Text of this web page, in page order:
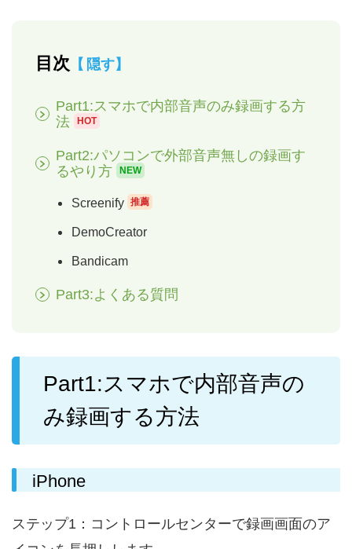
目次 隠す
Part1:スマホで内部音声のみ録画する方
法
HOT
Part2:パソコンで外部音声無しの録画す
るやり方
NEW
Screenify 推薦
DemoCreator
Bandicam
Part3:よくある質問
Part1:スマホで内部音声の
み録画する方法
iPhone
ステップ1：コントロールセンターで録画画面のア